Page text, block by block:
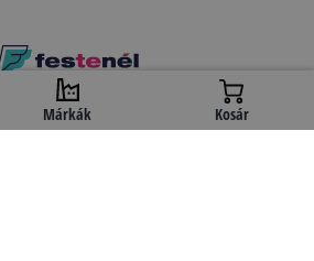
Copyright © festenel.hu.
Minden jog fentartva.
Márkák Kosár